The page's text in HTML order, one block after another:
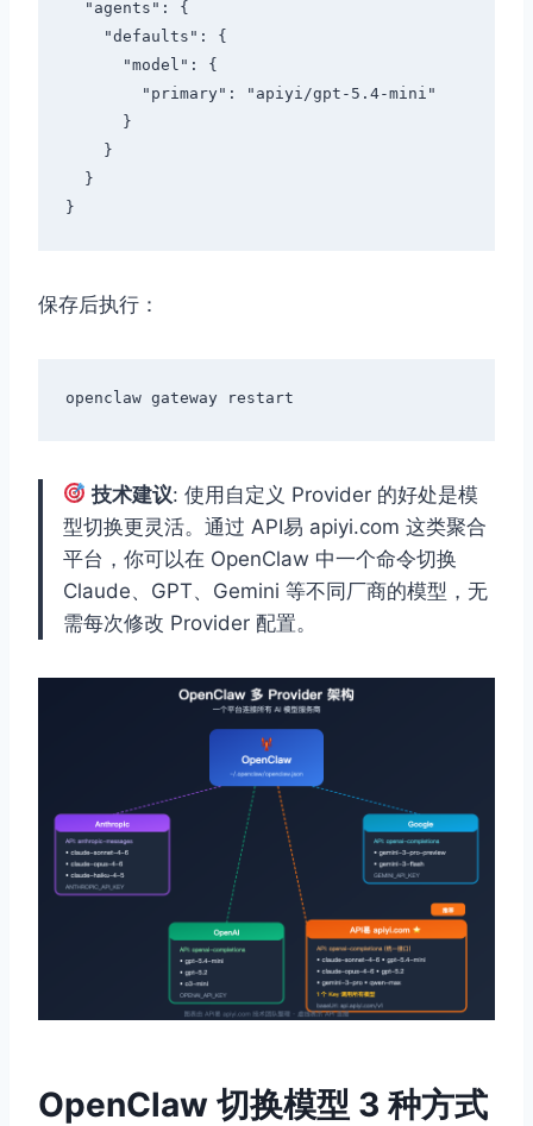
保存后执行：
技术建议: 使用自定义 Provider 的好处是模
型切换更灵活。通过 API易 apiyi.com 这类聚合
平台，你可以在 OpenClaw 中一个命令切换
Claude、GPT、Gemini 等不同厂商的模型，无
需每次修改 Provider 配置。
OpenClaw 切换模型 3 种方式